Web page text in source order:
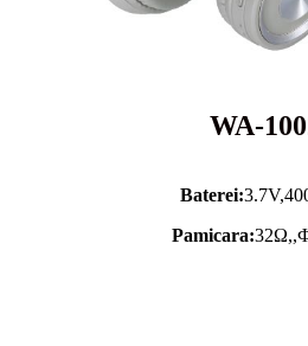
WA-
Baterei:3.7V,
Pamicara: